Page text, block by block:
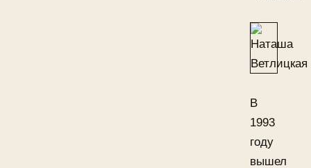
В
1993
году
вышел